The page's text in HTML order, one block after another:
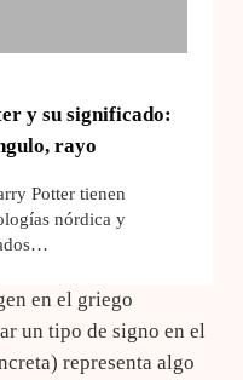
y su significado:
rayo
Potter tienen
nórdica y
en el griego
un tipo de signo en el
representa algo